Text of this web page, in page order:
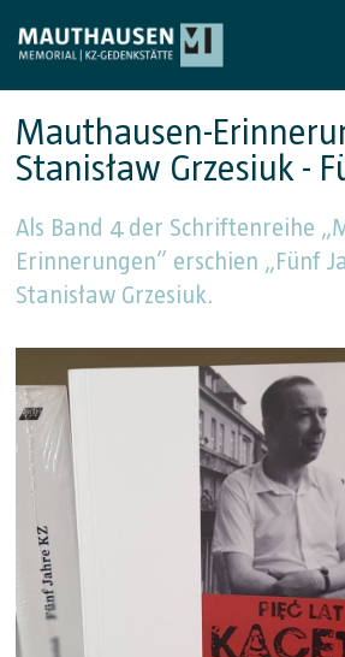
Mauthausen-
Stanisław Grzesiuk -
Als Band 4 der Schriftenreihe
Erinnerungen” erschien „Fünf
Stanisław Grzesiuk.